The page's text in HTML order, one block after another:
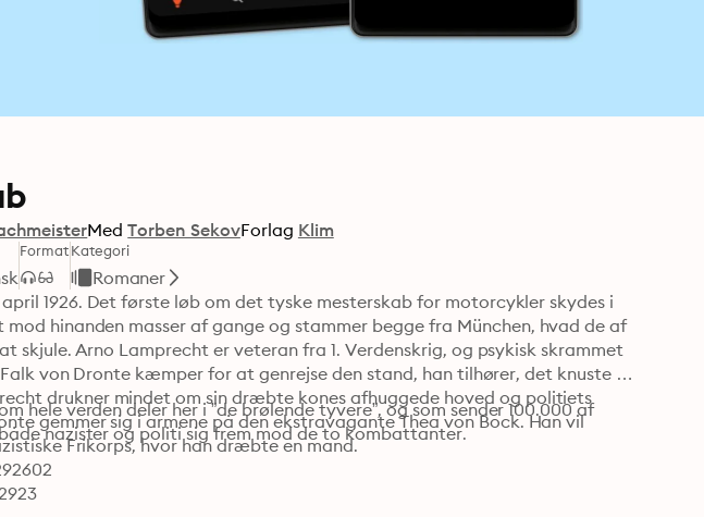
Med Torben SekovForlag Klim
FormatKategori
Romaner
1926. Det første løb om det tyske mesterskab for motorcykler skydes i
hinanden masser af gange og stammer begge fra München, hvad de af
skjule. Arno Lamprecht er veteran fra 1. Verdenskrig, og psykisk skrammet
von Dronte kæmper for at genrejse den stand, han tilhører, det knuste
drukner mindet om sin dræbte kones afhuggede hoved og politiets
gemmer sig i armene på den ekstravagante Thea von Bock. Han vil
nødig tænke på sin tid i det nazistiske Frikorps, hvor han dræbte en mand.
hele verden deler her i ”de brølende tyvere”, og som sender 100.000 af
nazister og politi sig frem mod de to kombattanter.